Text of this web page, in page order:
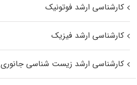
کارشناسی ارشد فوتونیک
کارشناسی ارشد فیزیک
کارشناسی ارشد زیست‌ شناسی جانوری